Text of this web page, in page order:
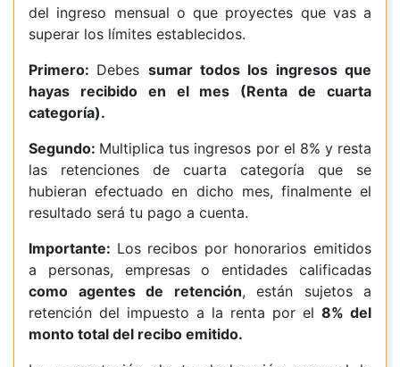
del ingreso mensual o que proyectes que vas a
superar los límites establecidos.
Primero: Debes sumar todos los ingresos que
hayas recibido en el mes (Renta de cuarta
categoría).
Segundo: Multiplica tus ingresos por el 8% y resta
las retenciones de cuarta categoría que se
hubieran efectuado en dicho mes, finalmente el
resultado será tu pago a cuenta.
Importante: Los recibos por honorarios emitidos
a personas, empresas o entidades calificadas
como agentes de retención, están sujetos a
retención del impuesto a la renta por el 8% del
monto total del recibo emitido.